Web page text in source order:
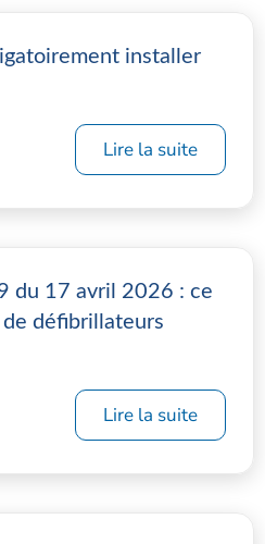
installer
Lire la suite
du 17 avril 2026 : ce
défibrillateurs
Lire la suite